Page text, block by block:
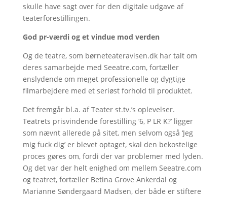
skulle have sagt over for den digitale udgave af
teaterforestillingen.
God pr-værdi og et vindue mod verden
Og de teatre, som børneteateravisen.dk har talt om
deres samarbejde med Seeatre.com, fortæller
enslydende om meget professionelle og dygtige
filmarbejdere med et seriøst forhold til produktet.
Det fremgår bl.a. af Teater st.tv.’s oplevelser.
Teatrets prisvindende forestilling ‘6, P LR K?’ ligger
som nævnt allerede på sitet, men selvom også ‘Jeg
mig fuck dig’ er blevet optaget, skal den bekostelige
proces gøres om, fordi der var problemer med lyden.
Og det var der helt enighed om mellem Seeatre.com
og teatret, fortæller Betina Grove Ankerdal og
Marianne Søndergaard Madsen, der både er stiftere